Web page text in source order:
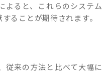
よると、これらのシステム
ることが期待されます。
従来の方法と比べて大幅に